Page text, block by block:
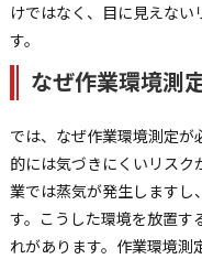
けではなく、目に見えな
す。
なぜ作業環境測
では、なぜ作業環境測定
的には気づきにくいリスク
業では蒸気が発生しますし
す。こうした環境を放置す
れがあります。作業環境測